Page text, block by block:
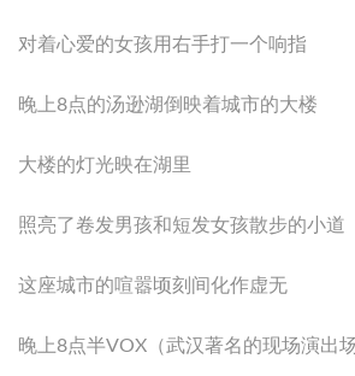
对着心爱的女孩用右手打一个响指
晚上8点的汤逊湖倒映着城市的大楼
大楼的灯光映在湖里
照亮了卷发男孩和短发女孩散步的小道
这座城市的喧嚣顷刻间化作虚无
晚上8点半VOX（武汉著名的现场演出